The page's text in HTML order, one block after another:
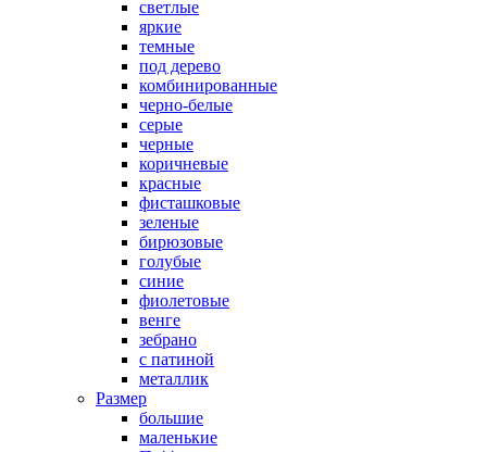
светлые
яркие
темные
под дерево
комбинированные
черно-белые
серые
черные
коричневые
красные
фисташковые
зеленые
бирюзовые
голубые
синие
фиолетовые
венге
зебрано
с патиной
металлик
Размер
большие
маленькие